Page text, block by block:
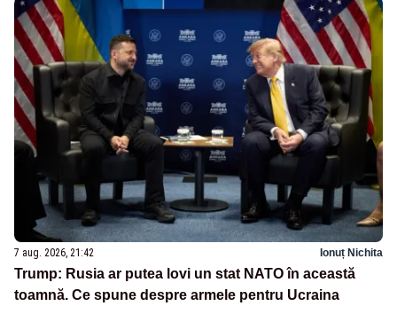
7 aug. 2026, 21:42 Ionuț Nichita
Trump: Rusia ar putea lovi un stat NATO în această
toamnă. Ce spune despre armele pentru Ucraina